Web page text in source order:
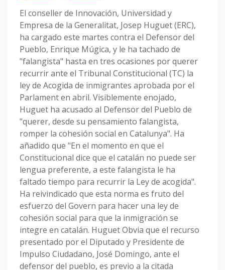
El conseller de Innovación, Universidad y
Empresa de la Generalitat, Josep Huguet (ERC),
ha cargado este martes contra el Defensor del
Pueblo, Enrique Múgica, y le ha tachado de
"falangista" hasta en tres ocasiones por querer
recurrir ante el Tribunal Constitucional (TC) la
ley de Acogida de inmigrantes aprobada por el
Parlament en abril. Visiblemente enojado,
Huguet ha acusado al Defensor del Pueblo de
"querer, desde su pensamiento falangista,
romper la cohesión social en Catalunya". Ha
añadido que "En el momento en que el
Constitucional dice que el catalán no puede ser
lengua preferente, a este falangista le ha
faltado tiempo para recurrir la Ley de acogida".
Ha reivindicado que esta norma es fruto del
esfuerzo del Govern para hacer una ley de
cohesión social para que la inmigración se
integre en catalán. Huguet Obvia que el recurso
presentado por el Diputado y Presidente de
Impulso Ciudadano, José Domingo, ante el
defensor del pueblo, es previo a la citada